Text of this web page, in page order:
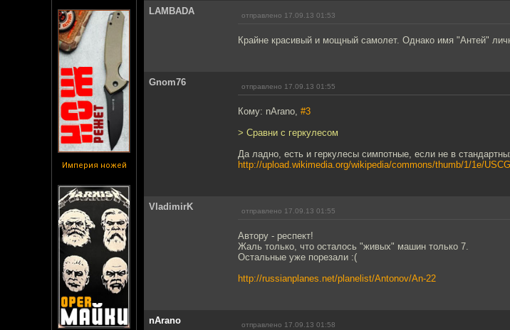
Империя ножей
LAMBADA отправлено 17.09.13 01:53
Крайне красивый и мощный самолет. Однако имя "Антей"
Gnom76 отправлено 17.09.13 01:55
Кому: nArano, #3
> Сравни с геркулесом
Да ладно, есть и геркулесы симпотные, если не в
http://upload.wikimedia.org/wikipedia/commons/thumb/1/1e/
VladimirK отправлено 17.09.13 01:55
Автору - респект!
Жаль только, что осталось "живых" машин только 7.
Остальные уже порезали :(
http://russianplanes.net/planelist/Antonov/An-22
nArano отправлено 17.09.13 01:58